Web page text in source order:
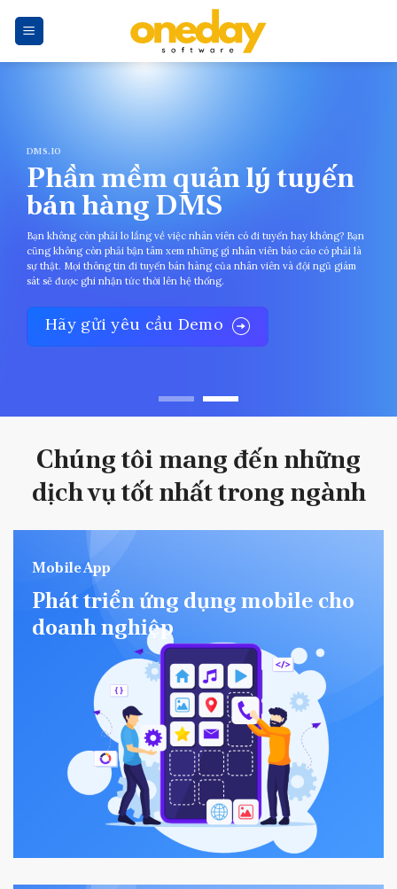
DMS.IO
Phần mềm quản lý tuyến
bán hàng DMS
Bạn không còn phải lo lắng về việc nhân viên có đi tuyến hay không? Bạn
cũng không còn phải bận tâm xem những gì nhân viên báo cáo có phải là
sự thật. Mọi thông tin đi tuyến bán hàng của nhân viên và đội ngũ giám
sát sẽ được ghi nhận tức thời lên hệ thống.
Hãy gửi yêu cầu Demo
Chúng tôi mang đến những
dịch vụ tốt nhất trong ngành
Mobile App
Phát triển ứng dụng mobile cho
doanh nghiệp